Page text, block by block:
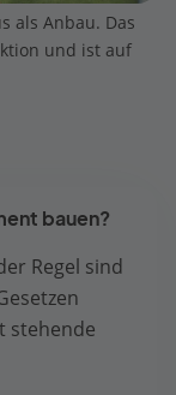
als Anbau. Das
und ist auf
bauen?
Regel sind
stehende